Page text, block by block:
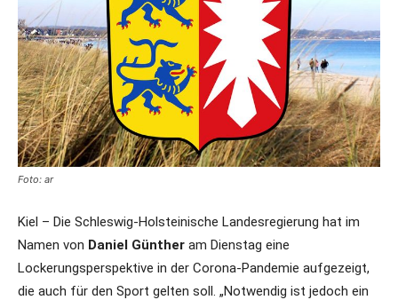
Foto: ar
Kiel – Die Schleswig-Holsteinische Landesregierung hat im
Namen von Daniel Günther am Dienstag eine
Lockerungsperspektive in der Corona-Pandemie aufgezeigt,
die auch für den Sport gelten soll. „Notwendig ist jedoch ein